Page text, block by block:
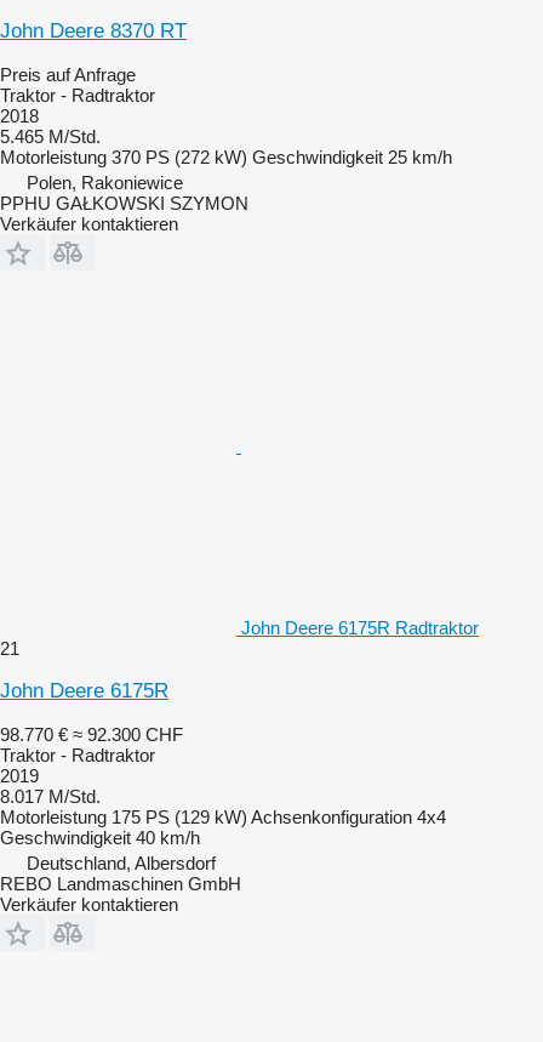
John Deere 8370 RT
Preis auf Anfrage
Traktor - Radtraktor
2018
5.465 M/Std.
Motorleistung 370 PS (272 kW) Geschwindigkeit 25 km/h
Polen, Rakoniewice
PPHU GAŁKOWSKI SZYMON
Verkäufer kontaktieren
John Deere 6175R Radtraktor
21
John Deere 6175R
98.770 € ≈ 92.300 CHF
Traktor - Radtraktor
2019
8.017 M/Std.
Motorleistung 175 PS (129 kW) Achsenkonfiguration 4x4
Geschwindigkeit 40 km/h
Deutschland, Albersdorf
REBO Landmaschinen GmbH
Verkäufer kontaktieren